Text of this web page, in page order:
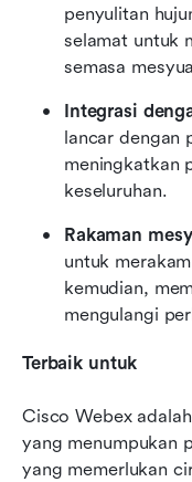
penyulitan
selamat untuk
semasa
Integrasi
lancar dengan
meningkatkan
keseluruhan.
Rakaman
untuk
kemudian,
mengulangi
Terbaik untuk
Cisco Webex
yang menumpukan
yang memerlukan